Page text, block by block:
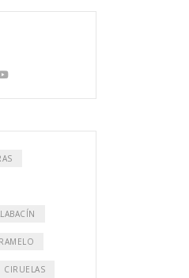
CIRUELAS